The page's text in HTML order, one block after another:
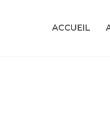
ACCUEIL